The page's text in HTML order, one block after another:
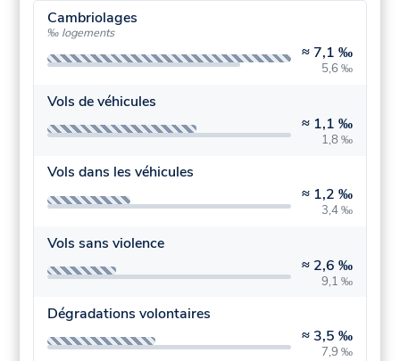
Cambriolages
‰ logements
≈ 7,1 ‰
5,6 ‰
Vols de véhicules
≈ 1,1 ‰
1,8 ‰
Vols dans les véhicules
≈ 1,2 ‰
3,4 ‰
Vols sans violence
≈ 2,6 ‰
9,1 ‰
Dégradations volontaires
≈ 3,5 ‰
7,9 ‰